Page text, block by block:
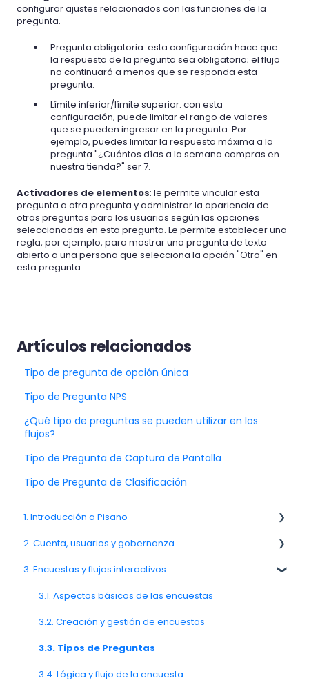
configurar ajustes relacionados con las funciones de la
pregunta.
Pregunta obligatoria: esta configuración hace que
la respuesta de la pregunta sea obligatoria; el flujo
no continuará a menos que se responda esta
pregunta.
Límite inferior/límite superior: con esta
configuración, puede limitar el rango de valores
que se pueden ingresar en la pregunta. Por
ejemplo, puedes limitar la respuesta máxima a la
pregunta "¿Cuántos días a la semana compras en
nuestra tienda?" ser 7.
Activadores de elementos: le permite vincular esta
pregunta a otra pregunta y administrar la apariencia de
otras preguntas para los usuarios según las opciones
seleccionadas en esta pregunta. Le permite establecer una
regla, por ejemplo, para mostrar una pregunta de texto
abierto a una persona que selecciona la opción "Otro" en
esta pregunta.
Artículos relacionados
Tipo de pregunta de opción única
Tipo de Pregunta NPS
¿Qué tipo de preguntas se pueden utilizar en los
flujos?
Tipo de Pregunta de Captura de Pantalla
Tipo de Pregunta de Clasificación
1. Introducción a Pisano
1.1. Visión general de la plataforma Pisano
1.3. Navegación y espacio de trabajo
2. Cuenta, usuarios y gobernanza
Equipos, unidades y organización
2.6. Notificaciones y preferencias del usuario
3. Encuestas y flujos interactivos
3.1. Aspectos básicos de las encuestas
3.2. Creación y gestión de encuestas
3.3. Tipos de Preguntas
3.4. Lógica y flujo de la encuesta